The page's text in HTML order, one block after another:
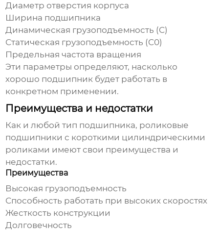
Диаметр отверстия корпуса
Ширина подшипника
Динамическая грузоподъемность (C)
Статическая грузоподъемность (C0)
Предельная частота вращения
Эти параметры определяют, насколько
хорошо подшипник будет работать в
конкретном применении.
Преимущества и недостатки
Как и любой тип подшипника, роликовые
подшипники с короткими цилиндрическими
роликами имеют свои преимущества и
недостатки.
Преимущества
Высокая грузоподъемность
Способность работать при высоких скоростях
Жесткость конструкции
Долговечность